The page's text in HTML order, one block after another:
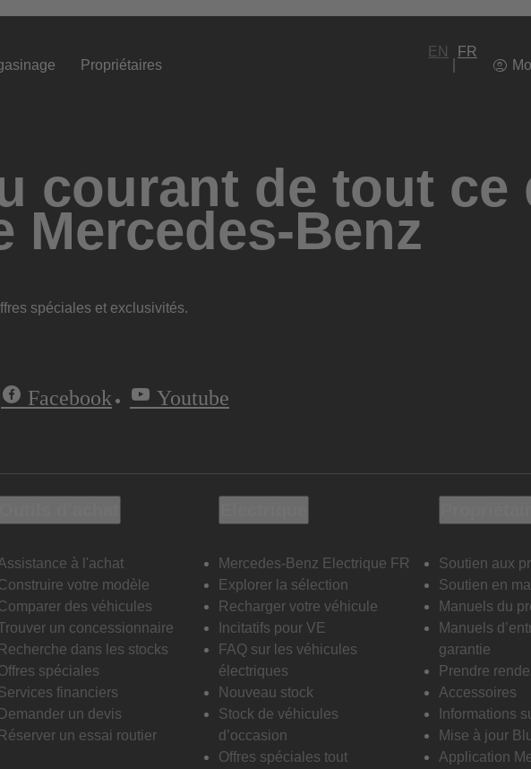
Propriétaires
EN
FR
courant de tout ce
Mercedes-Benz
spéciales et exclusivités.
Facebook Youtube
à l'achat
votre modèle
des véhicules
un concessionnaire
Recherche dans les stocks
spéciales
financiers
Demander un devis
Réserver un essai routier
Mercedes-Benz Electrique FR
Explorer la sélection
Recharger votre véhicule
Incitatifs pour VE
FAQ sur les véhicules
électriques
Nouveau stock
Stock de véhicules
d’occasion
Offres spéciales tout
Soutien aux
Soutien en
Manuels du
Manuels
garantie
Prendre
Accessoires
Informations
Mise à jour
Application